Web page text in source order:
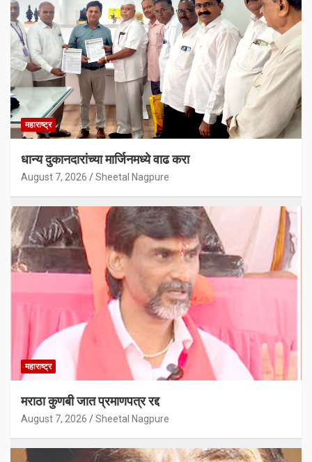
महाराष्ट्र
धान्य दुकानदारांच्या मार्जिनमध्ये वाढ करा
August 7, 2026 Sheetal Nagpure
महाराष्ट्र
मराठा कुणबी जात प्रमाणपत्र रद्द
August 7, 2026 Sheetal Nagpure